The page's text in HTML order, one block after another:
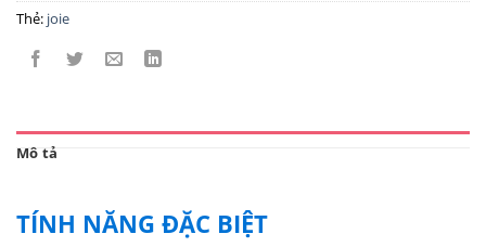
Thẻ: joie
Mô tả
TÍNH NĂNG ĐẶC BIỆT